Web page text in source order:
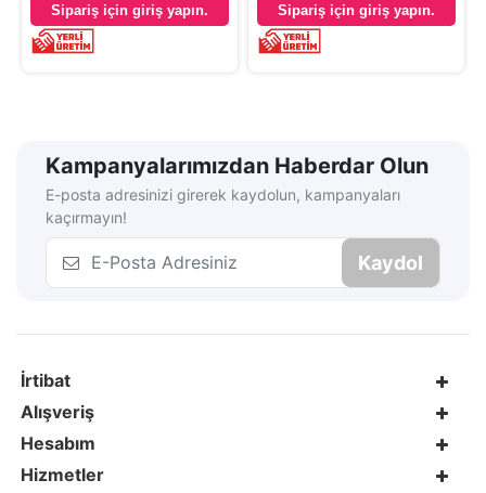
Sipariş için giriş yapın. Sipariş için giriş yapın.
Kampanyalarımızdan Haberdar Olun
E-posta adresinizi girerek kaydolun, kampanyaları
kaçırmayın!
Kaydol
İrtibat
Alışveriş
Hesabım
Hizmetler